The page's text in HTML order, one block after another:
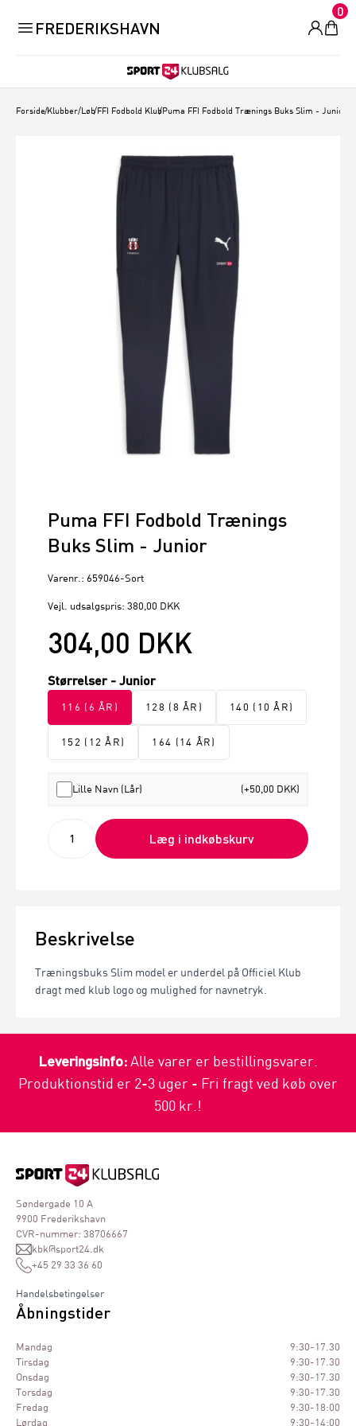
FREDERIKSHAVN
0
Forside/Klubber/Løb/FFI Fodbold Klub/Puma FFI Fodbold Trænings Buks Slim - Junior
Puma FFI Fodbold Trænings
Buks Slim - Junior
Varenr.: 659046-Sort
Vejl. udsalgspris: 380,00 DKK
304,00 DKK
Størrelser - Junior
116 (6 ÅR) 128 (8 ÅR) 140 (10 ÅR)
152 (12 ÅR) 164 (14 ÅR)
Lille Navn (Lår) (+50,00 DKK)
Læg i indkøbskurv
Beskrivelse
Træningsbuks Slim model er underdel på Officiel Klub
dragt med klub logo og mulighed for navnetryk.
Leveringsinfo:Alle varer er bestillingsvarer.
Produktionstid er 2-3 uger - Fri fragt ved køb over
500 kr.!
Søndergade 10 A
9900 Frederikshavn
CVR-nummer: 38706667
kbk@sport24.dk
+45 29 33 36 60
Handelsbetingelser
Åbningstider
Mandag
9:30-17.30
Tirsdag
9:30-17.30
Onsdag
9:30-17.30
Torsdag
9:30-17.30
Fredag
9:30-18:00
Lørdag
9:30-14:00